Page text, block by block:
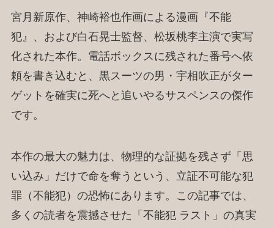
宮月新原作、神崎裕也作画による漫画『不能
犯』、および白石晃士監督、松坂桃李主演で実写
化された本作。電話ボックスに残された番号へ依
頼を書き込むと、黒スーツの男・宇相吹正がター
ゲットを確実に死へと追いやるサスペンスの傑作
です。
本作の最大の魅力は、物理的な証拠を残さず「思
い込み」だけで命を奪うという、立証不可能な犯
罪（不能犯）の恐怖にあります。この記事では、
多くの読者を震撼させた「不能犯 ラスト」の真実